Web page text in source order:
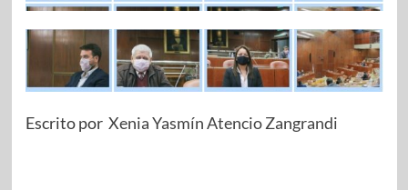
Escrito por Xenia Yasmín Atencio Zangrandi